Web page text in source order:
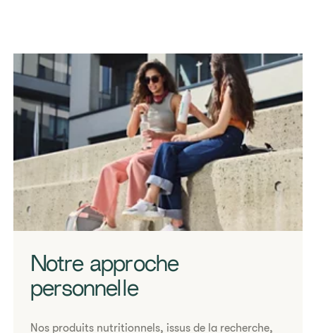
Notre approche
personnelle
Nos produits nutritionnels, issus de la recherche,